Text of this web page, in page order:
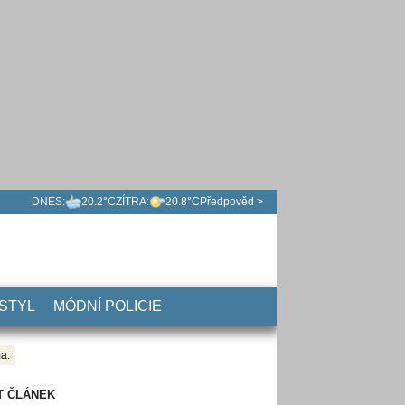
DNES: 20.2°CZÍTRA: 20.8°C Předpověd >
MÓDNÍ POLICIE
ČLÁNEK